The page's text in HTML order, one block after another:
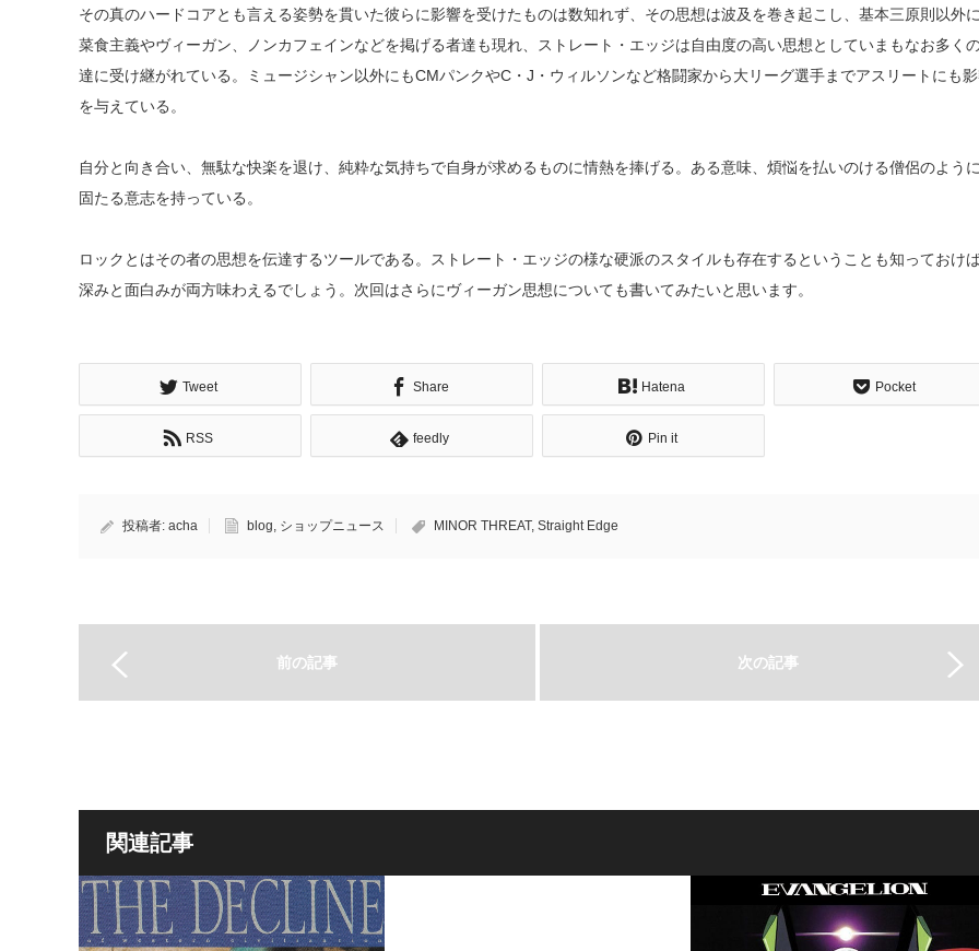
その真のハードコアとも言える姿勢を貫いた彼らに影響を受けたものは数知れず、その思想は波及を巻き起こし、基本三原則以外
菜食主義やヴィーガン、ノンカフェインなどを掲げる者達も現れ、ストレート・エッジは自由度の高い思想としていまもなお多く
達に受け継がれている。ミュージシャン以外にもCMパンクやC・J・ウィルソンなど格闘家から大リーグ選手までアスリートにも
を与えている。
自分と向き合い、無駄な快楽を退け、純粋な気持ちで自身が求めるものに情熱を捧げる。ある意味、煩悩を払いのける僧侶のよう
固たる意志を持っている。
ロックとはその者の思想を伝達するツールである。ストレート・エッジの様な硬派のスタイルも存在するということも知っておけ
深みと面白みが両方味わえるでしょう。次回はさらにヴィーガン思想についても書いてみたいと思います。
Tweet Share Hatena Pocket
RSS feedly Pin it
投稿者: acha blog, ショップニュース MINOR THREAT, Straight Edge
前の記事 次の記事
関連記事